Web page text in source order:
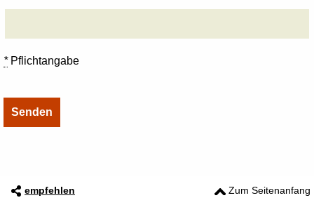
*Pflichtangabe
empfehlen Zum Seitenanfang